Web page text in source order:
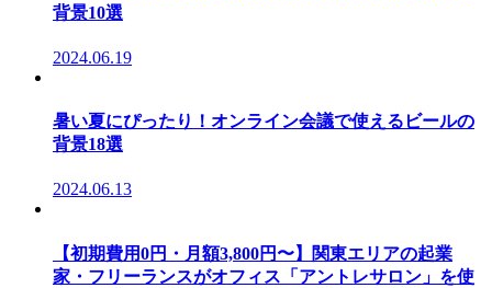
背景10選
2024.06.19
暑い夏にぴったり！オンライン会議で使えるビールの
背景18選
2024.06.13
【初期費用0円・月額3,800円〜】関東エリアの起業
家・フリーランスがオフィス「アントレサロン」を使